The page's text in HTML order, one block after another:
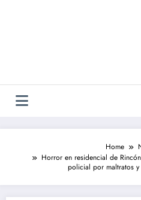
Home
Horror en residencial de
policial por maltratos y